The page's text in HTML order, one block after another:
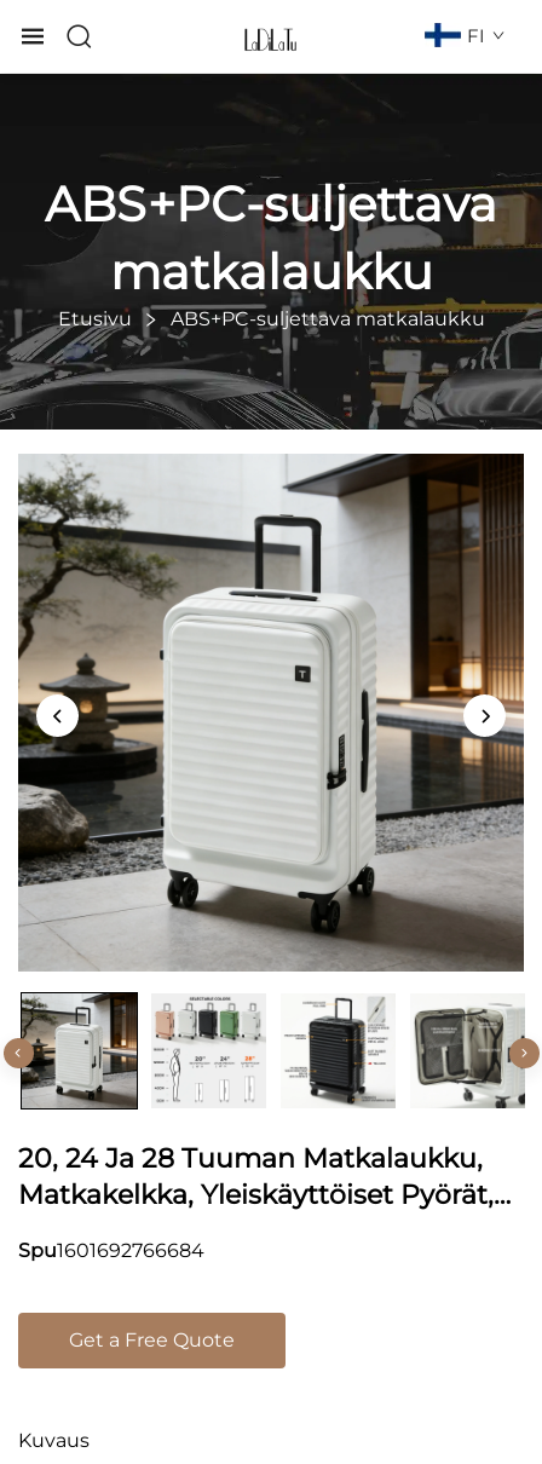
FI
ABS+PC-suljettava
matkalaukku
Etusivu ABS+PC-suljettava matkalaukku
20, 24 Ja 28 Tuuman Matkalaukku,
Matkakelkka, Yleiskäyttöiset Pyörät,
Laajennettava Ja Sisäistettävä
Spu1601692766684
Get a Free Quote
Kuvaus